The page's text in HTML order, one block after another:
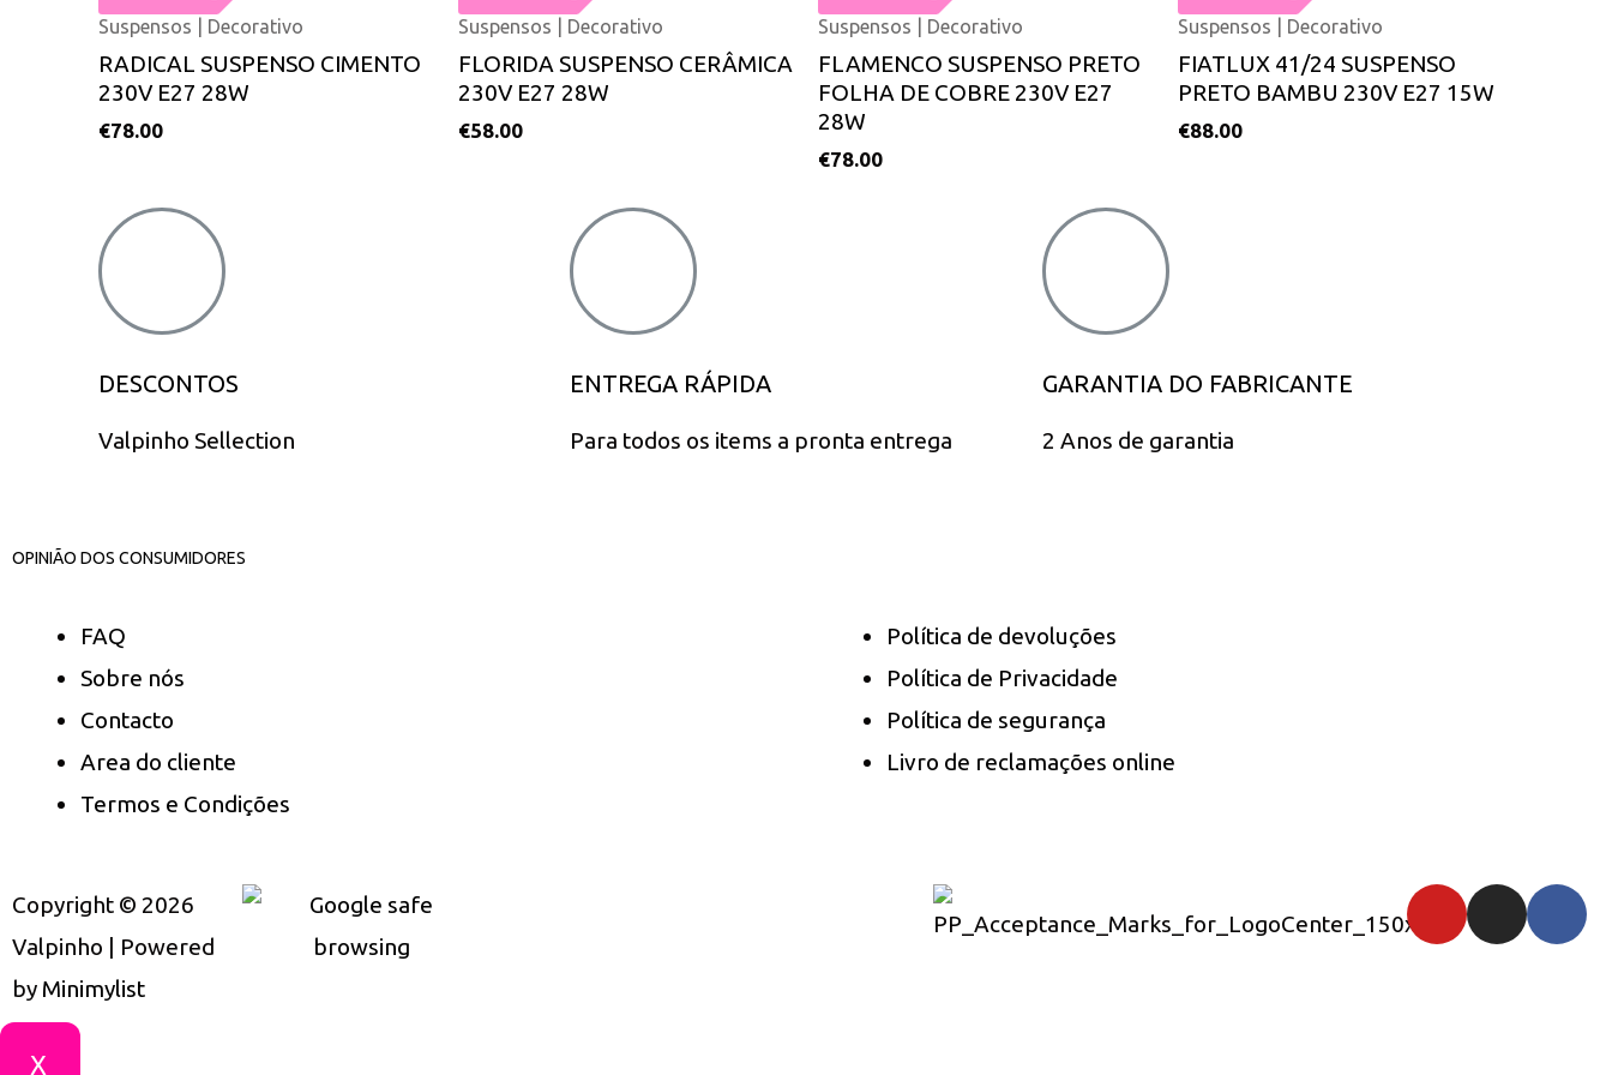
Suspensos | Decorativo
RADICAL SUSPENSO CIMENTO
230V E27 28W
€78.00
Suspensos | Decorativo
FLORIDA SUSPENSO CERÂMICA
230V E27 28W
€58.00
Suspensos | Decorativo
FLAMENCO SUSPENSO PRETO
FOLHA DE COBRE 230V E27
28W
€78.00
Suspensos | Decorativo
FIATLUX 41/24 SUSPENSO
PRETO BAMBU 230V E27 15W
€88.00
DESCONTOS
Valpinho Sellection
ENTREGA RÁPIDA
Para todos os items a pronta entrega
GARANTIA DO FABRICANTE
2 Anos de garantia
OPINIÃO DOS CONSUMIDORES
FAQ
Sobre nós
Contacto
Area do cliente
Termos e Condições
Política de devoluções
Política de Privacidade
Política de segurança
Livro de reclamações online
Copyright © 2026
Valpinho | Powered
by Minimylist
X